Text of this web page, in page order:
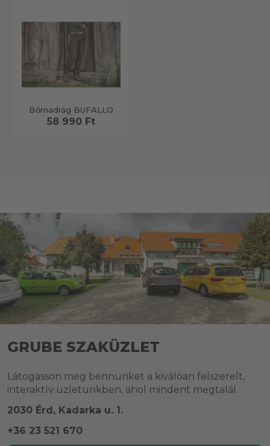
Bőrnadrág BUFALLO
58 990 Ft
GRUBE SZAKÜZLET
Látogasson meg bennünket a kiválóan felszerelt,
interaktív üzletünkben, ahol mindent megtalál.
2030 Érd, Kadarka u. 1.
+36 23 521 670